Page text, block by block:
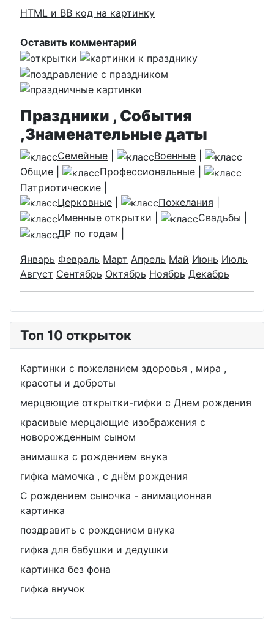
HTML и BB код на картинку
Оставить комментарий
Праздники , События
,Знаменательные даты
Семейные Военные
Общие
Профессиональные
Патриотические
Церковные
Пожелания
Именные открытки
Свадьбы
ДР по годам
Январь Февраль Март Апрель Май Июнь Июль
Август Сентябрь Октябрь Ноябрь Декабрь
Топ 10 открыток
Картинки с пожеланием здоровья , мира ,
красоты и доброты
мерцающие открытки-гифки с Днем рождения
красивые мерцающие изображения с
новорожденным сыном
анимашка с рождением внука
гифка мамочка , с днём рождения
С рождением сыночка - анимационная
картинка
поздравить с рождением внука
гифка для бабушки и дедушки
картинка без фона
гифка внучок